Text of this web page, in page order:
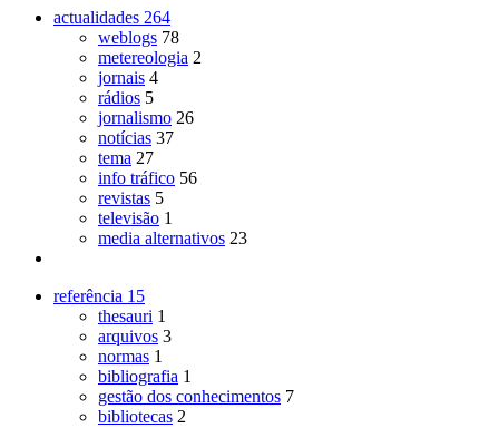
actualidades 264
weblogs 78
metereologia 2
jornais 4
rádios 5
jornalismo 26
notícias 37
tema 27
info tráfico 56
revistas 5
televisão 1
media alternativos 23
referência 15
thesauri 1
arquivos 3
normas 1
bibliografia 1
gestão dos conhecimentos 7
bibliotecas 2